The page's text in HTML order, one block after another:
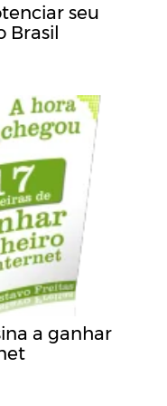
seu
Brasil
a ganhar